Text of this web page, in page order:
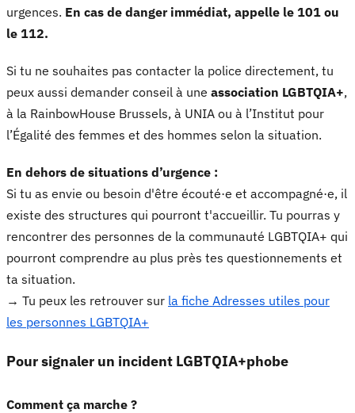
urgences. En cas de danger immédiat, appelle le 101 ou
le 112.
Si tu ne souhaites pas contacter la police directement, tu
peux aussi demander conseil à une association LGBTQIA+,
à la RainbowHouse Brussels, à UNIA ou à l’Institut pour
l’Égalité des femmes et des hommes selon la situation.
En dehors de situations d’urgence :
Si tu as envie ou besoin d'être écouté·e et accompagné·e, il
existe des structures qui pourront t'accueillir. Tu pourras y
rencontrer des personnes de la communauté LGBTQIA+ qui
pourront comprendre au plus près tes questionnements et
ta situation.
→ Tu peux les retrouver sur la fiche Adresses utiles pour
les personnes LGBTQIA+
Pour signaler un incident LGBTQIA+phobe
Comment ça marche ?